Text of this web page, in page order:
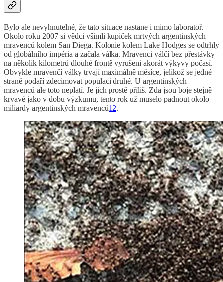
Bylo ale nevyhnutelné, že tato situace nastane i mimo laboratoř.
Okolo roku 2007 si vědci všimli kupiček mrtvých argentinských
mravenců kolem San Diega. Kolonie kolem Lake Hodges se odtrhly
od globálního impéria a začala válka. Mravenci válčí bez přestávky
na několik kilometrů dlouhé frontě vyrušeni akorát výkyvy počasí.
Obvykle mravenčí války trvají maximálně měsíce, jelikož se jedné
straně podaří zdecimovat populaci druhé. U argentinských
mravenců ale toto neplatí. Je jich prostě příliš. Zda jsou boje stejně
krvavé jako v dobu výzkumu, tento rok už muselo padnout okolo
miliardy argentinských mravenců12.